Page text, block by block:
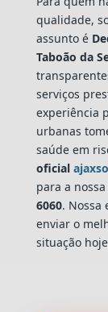
qualidade,
assunto é
Taboão da
serviços
experiência
urbanas
saúde em
oficial
para a
6060. Nossa
enviar o
situação